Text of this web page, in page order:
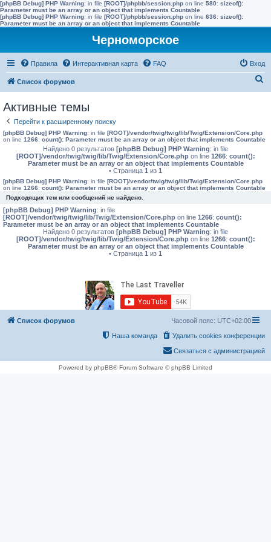
[phpBB Debug] PHP Warning: in file [ROOT]/phpbb/session.php on line 580: sizeof():
Parameter must be an array or an object that implements Countable
[phpBB Debug] PHP Warning: in file [ROOT]/phpbb/session.php on line 636: sizeof():
Parameter must be an array or an object that implements Countable
Черноморское
Правила Интерактивная карта FAQ Вход
Список форумов
к
Активные темы
Перейти к расширенному поиску
[phpBB Debug] PHP Warning: in file [ROOT]/vendor/twig/twig/lib/Twig/Extension/Core.php
on line 1266: count(): Parameter must be an array or an object that implements Countable
Найдено 0 результатов [phpBB Debug] PHP Warning: in file
[ROOT]/vendor/twig/twig/lib/Twig/Extension/Core.phpon line 1266: count():
Parameter must be an array or an object that implements Countable
• Страница 1 из 1
[phpBB Debug] PHP Warning: in file [ROOT]/vendor/twig/twig/lib/Twig/Extension/Core.php
on line 1266: count(): Parameter must be an array or an object that implements Countable
Подходящих тем или сообщений не найдено.
[phpBB Debug] PHP Warning: in file
[ROOT]/vendor/twig/twig/lib/Twig/Extension/Core.php on line 1266: count():
Parameter must be an array or an object that implements Countable
Найдено 0 результатов [phpBB Debug] PHP Warning: in file
[ROOT]/vendor/twig/twig/lib/Twig/Extension/Core.phpon line 1266: count():
Parameter must be an array or an object that implements Countable
• Страница 1 из 1
Список форумов Часовой пояс: UTC+02:00
Удалить cookies конференции
Наша команда
Связаться с администрацией
Powered by phpBB® Forum Software © phpBB Limited